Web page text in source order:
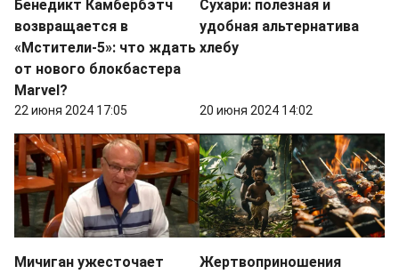
Бенедикт Камбербэтч
возвращается в
«Мстители-5»: что ждать
от нового блокбастера
Marvel?
22 июня 2024 17:05
Сухари: полезная и
удобная альтернатива
хлебу
20 июня 2024 14:02
Мичиган ужесточает
Жертвоприношения